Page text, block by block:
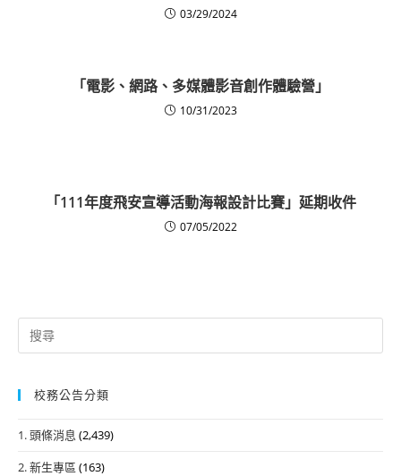
03/29/2024
「電影、網路、多媒體影音創作體驗營」
10/31/2023
「111年度飛安宣導活動海報設計比賽」延期收件
07/05/2022
Search
for:
校務公告分類
1. 頭條消息 (2,439)
2. 新生專區 (163)